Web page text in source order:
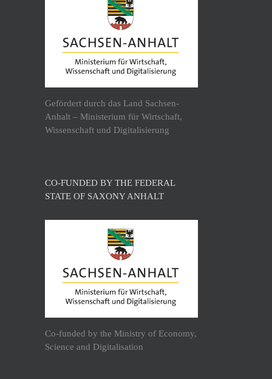
Gefördert durch das Land Sachsen-
Anhalt – Ministerium für Wirtschaft,
Wissenschaft und Digitalisierung
CO-FUNDED BY THE FEDERAL
STATE OF SAXONY ANHALT
Co-funded by the Ministry of Economy,
Science and Digitalisation